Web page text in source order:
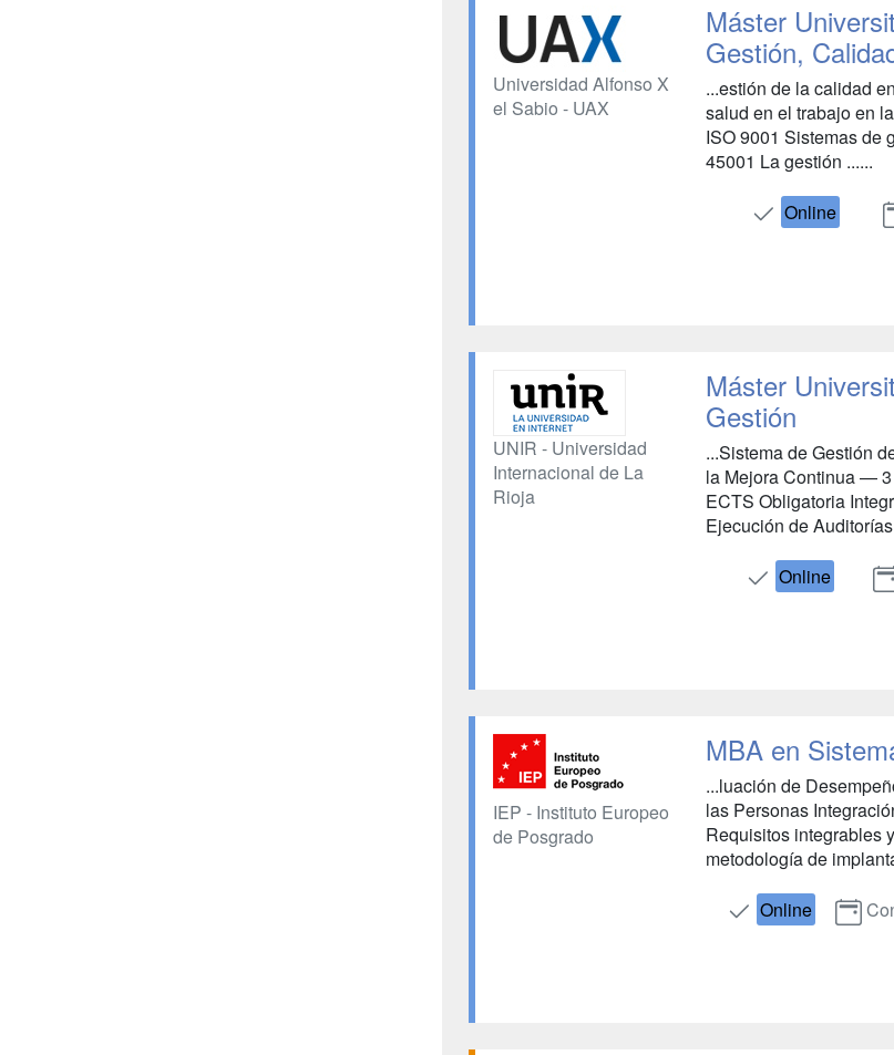
Universidad Alfonso X
el Sabio - UAX
Máster
Gestión,
...estión de la calidad
salud en el trabajo en
ISO 9001 Sistemas de
45001 La gestión ......
Online
UNIR - Universidad
Internacional de La
Rioja
Máster
Gestión
...Sistema de Gestión
la Mejora Continua —
ECTS Obligatoria
Ejecución de
Online
IEP - Instituto Europeo
de Posgrado
MBA en
...luación de
las Personas
Requisitos integrables
metodología de
Online